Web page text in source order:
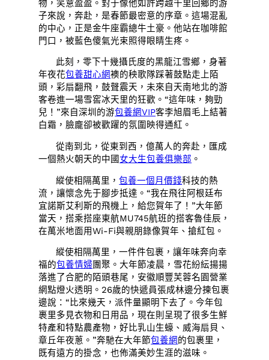
物，笑意盈盈。對于像他如許跨越千里回鄉的游
子來說，奔赴，是春節最密意的序章。這場混亂
的中心，正是金牛座霸總牛土豪。他站在咖啡館
門口，被藍色傻氣光束照得眼睛生疼。
此刻，零下十幾攝氏度的黑龍江雪鄉，身著
年夜花包養甜心網襖的秧歌隊踩著鼓點走上陌
頭，彩扇翻飛，鼓聲震天，未來自天南地北的游
客卷進一場雪窖冰天里的狂歡。“這年味，夠勁
兒！”來自深圳的游包養網VIP客李旭眉毛上結著
白霜，臉龐卻被歡躍的氛圍映得通紅。
從南到北，從東到西，億萬人的奔赴，匯成
一個熱火朝天的中國女大生包養俱樂部 。
縱使相隔萬里，包養一個月價錢科技的熱
流，讓懷念先于腳步抵達。“我在飛往阿根廷布
宜諾斯艾利斯的飛機上，給您賀年了！”大年節
當天，搭乘搭座東航MU745航班的搭客魯佳辰，
在萬米地面用Wi-Fi與親朋錄像賀年、搶紅包。
縱使相隔萬里，一件件包裹，讓年味奔向幸
福的包養情婦團聚。大年節凌晨，雪花紛紜揚揚
落進了合肥的陌頭巷尾，安徽順豐芙蓉名園營業
網點燈火透明。26歲的快遞員張成林邊分揀包裹
邊說：“比來幾天，派件量顯明下去了。今年包
裹里多見衣物和日用品，現在則呈現了很多生鮮
特產和特點農產物，好比乳山生蠔、威海扇貝、
章丘年夜蔥。”奔馳在大年節包養網的包裹里，
既有遠方的掛念，也佈滿美妙生涯的滋味。